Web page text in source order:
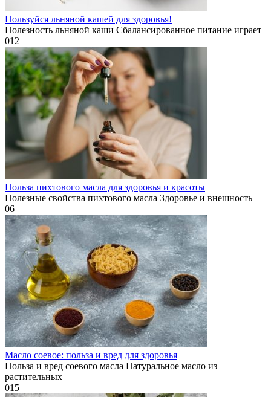
Пользуйся льняной кашей для здоровья!
Полезность льняной каши Сбалансированное питание играет
012
Польза пихтового масла для здоровья и красоты
Полезные свойства пихтового масла Здоровье и внешность —
06
Масло соевое: польза и вред для здоровья
Польза и вред соевого масла Натуральное масло из
растительных
015